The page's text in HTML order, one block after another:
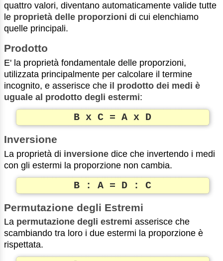
quattro valori, diventano automaticamente valide tutte
le proprietà delle proporzioni di cui elenchiamo
quelle principali.
Prodotto
E' la proprietà fondamentale delle proporzioni,
utilizzata principalmente per calcolare il termine
incognito, e asserisce che il prodotto dei medi è
uguale al prodotto degli estermi:
B x C = A x D
Inversione
La proprietà di inversione dice che invertendo i medi
con gli estermi la proporzione non cambia.
B : A = D : C
Permutazione degli Estremi
La permutazione degli estremi asserisce che
scambiando tra loro i due estermi la proporzione è
rispettata.